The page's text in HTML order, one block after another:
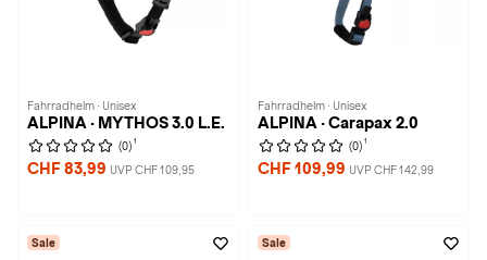
Fahrradhelm · Unisex
ALPINA · MYTHOS 3.0 L.E.
(0) 1
CHF 83,99 UVP CHF 109,95
Fahrradhelm · Unisex
ALPINA · Carapax 2.0
(0) 1
CHF 109,99 UVP CHF 142,99
Sale Sale